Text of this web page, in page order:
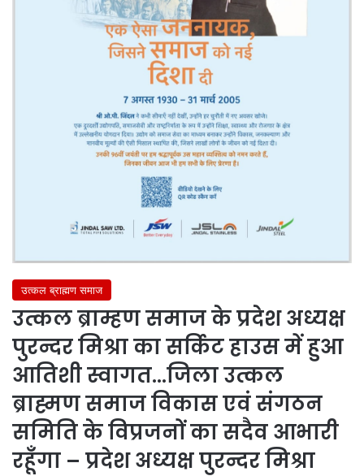
उत्कल ब्राह्मण समाज
उत्कल ब्राम्हण समाज के प्रदेश अध्यक्ष
पुरन्दर मिश्रा का सर्किट हाउस में हुआ
आतिशी स्वागत…जिला उत्कल
ब्राह्मण समाज विकास एवं संगठन
समिति के विप्रजनों का सदैव आभारी
रहूँगा – प्रदेश अध्यक्ष पुरन्दर मिश्रा